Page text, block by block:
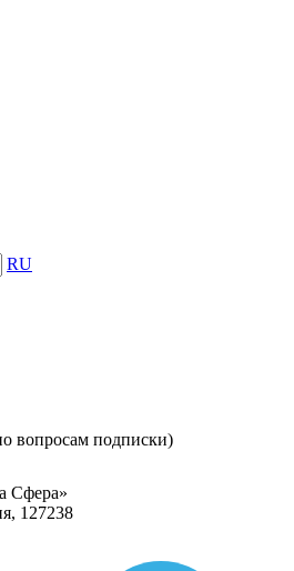
RU
вопросам подписки)
Сфера»
127238